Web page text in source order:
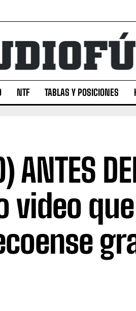
NTF TABLAS Y POSICIONES
ANTES
video que